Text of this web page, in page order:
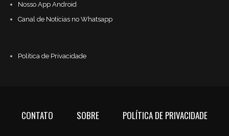
Nosso App Android
Canal de Notícias no Whatsapp
Política de Privacidade
CONTATO SOBRE POLÍTICA DE PRIVACIDADE